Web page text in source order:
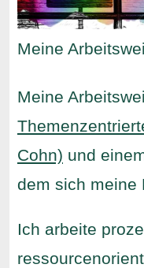
Meine
Meine
Cohn) und
dem sich meine
Ich arbeite